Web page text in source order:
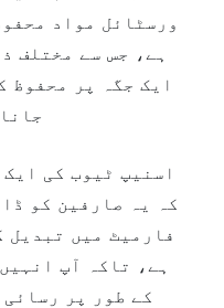
ورسٹائل مواد
ہے، جس سے مختلف
ایک جگہ پر محفوظ
اسنیپ ٹیوب کی
کہ یہ صارفین کو
ہے، تاکہ آپ
کے طور پر